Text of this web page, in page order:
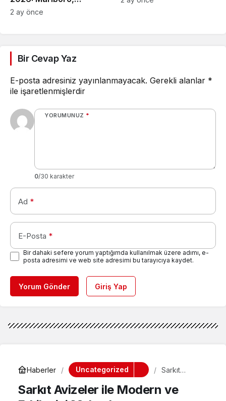
Parliament, Winston,
2 ay önce
Bir Cevap Yaz
E-posta adresiniz yayınlanmayacak. Gerekli alanlar *
ile işaretlenmişlerdir
YORUMUNUZ *
0/30 karakter
Ad *
E-Posta *
Bir dahaki sefere yorum yaptığımda kullanılmak üzere adımı, e-
posta adresimi ve web site adresimi bu tarayıcıya kaydet.
Yorum Gönder Giriş Yap
Haberler Uncategorized
Sarkıt
Modern ve
Etkileyici
Sarkıt Avizeler ile Modern ve